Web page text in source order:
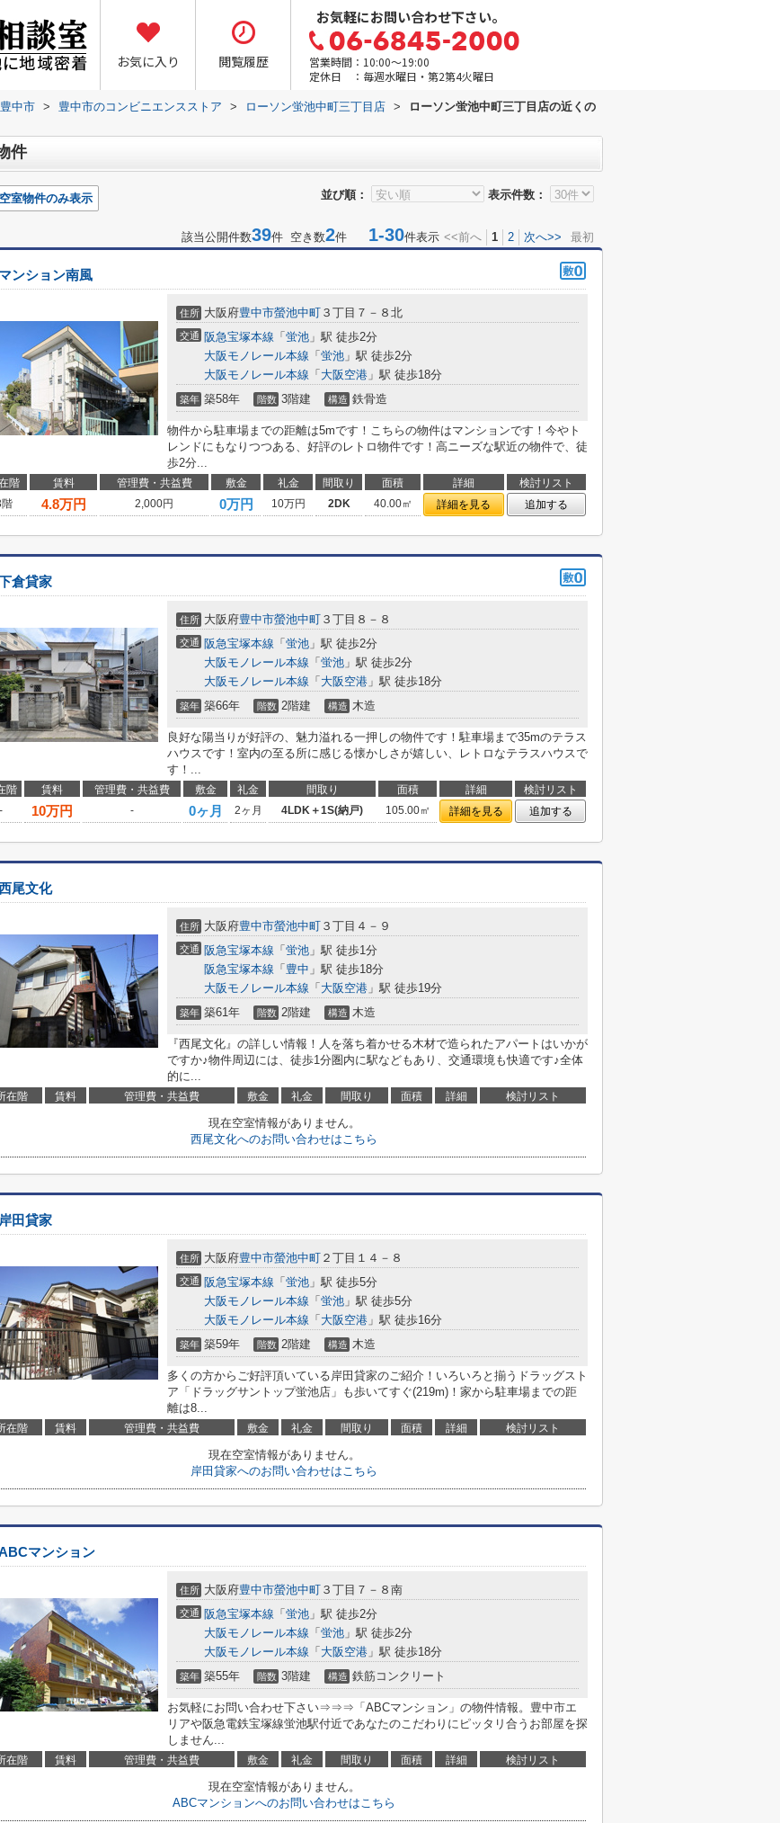
お気に入り 閲覧履歴
お気軽にお問い合わせ下さい。
営業時間：10:00～19:00
定休日 ：毎週水曜日・第2第4火曜日
豊中市 > 豊中市のコンビニエンスストア > ローソン蛍池中町三丁目店 >
ローソン蛍池中町三丁目店の近くの
件
並び順： 表示件数：
空室物件のみ表示
該当公開件数39件 空き数2件 1-30件表示 <<前へ 1 2 次へ>> 最初
マンション南風
住所 大阪府豊中市螢池中町 ３丁目７－８北
交通 阪急宝塚本線 「 蛍池 」駅 徒歩2分
大阪モノレール本線 「 蛍池 」駅 徒歩2分
大阪モノレール本線 「 大阪空港 」駅 徒歩18分
築年 築58年 階数 3階建 構造 鉄骨造
物件から駐車場までの距離は5mです！こちらの物件はマンションです！今やト
レンドにもなりつつある、好評のレトロ物件です！高ニーズな駅近の物件で、徒
歩2分...
階 賃料 管理費・共益費 敷金 礼金 間取り 面積 詳細
検討リスト
4.8万円 2,000円 0万円 10万円 2DK 40.00㎡ 詳細を見る 追加する
倉貸家
住所 大阪府豊中市螢池中町 ３丁目８－８
交通 阪急宝塚本線 「 蛍池 」駅 徒歩2分
大阪モノレール本線 「 蛍池 」駅 徒歩2分
大阪モノレール本線 「 大阪空港 」駅 徒歩18分
築年 築66年 階数 2階建 構造 木造
良好な陽当りが好評の、魅力溢れる一押しの物件です！駐車場まで35mのテラス
ハウスです！室内の至る所に感じる懐かしさが嬉しい、レトロなテラスハウスで
す！...
階 賃料 管理費・共益費 敷金 礼金 間取り 面積 詳細
検討リスト
-
10万円 - 0ヶ月 2ヶ月 4LDK＋1S(納戸) 105.00㎡ 詳細を見る 追加する
尾文化
住所 大阪府豊中市螢池中町 ３丁目４－９
交通 阪急宝塚本線 「 蛍池 」駅 徒歩1分
阪急宝塚本線 「 豊中 」駅 徒歩18分
大阪モノレール本線 「 大阪空港 」駅 徒歩19分
築年 築61年 階数 2階建 構造 木造
『西尾文化』の詳しい情報！人を落ち着かせる木材で造られたアパートはいかが
ですか♪物件周辺には、徒歩1分圏内に駅などもあり、交通環境も快適です♪全体
的に...
在階 賃料 管理費・共益費 敷金 礼金 間取り 面積 詳細 検討リスト
現在空室情報がありません。
西尾文化へのお問い合わせはこちら
岸田貸家
住所 大阪府豊中市螢池中町 ２丁目１４－８
交通 阪急宝塚本線 「 蛍池 」駅 徒歩5分
大阪モノレール本線 「 蛍池 」駅 徒歩5分
大阪モノレール本線 「 大阪空港 」駅 徒歩16分
築年 築59年 階数 2階建 構造 木造
多くの方からご好評頂いている岸田貸家のご紹介！いろいろと揃うドラッグスト
ア「ドラッグサントップ蛍池店」も歩いてすぐ(219m)！家から駐車場までの距
離は8...
在階 賃料 管理費・共益費 敷金 礼金 間取り 面積 詳細 検討リスト
現在空室情報がありません。
岸田貸家へのお問い合わせはこちら
マンション
住所 大阪府豊中市螢池中町 ３丁目７－８南
交通 阪急宝塚本線 「 蛍池 」駅 徒歩2分
大阪モノレール本線 「 蛍池 」駅 徒歩2分
大阪モノレール本線 「 大阪空港 」駅 徒歩18分
築年 築55年 階数 3階建 構造 鉄筋コンクリート
お気軽にお問い合わせ下さい⇒⇒⇒「ABCマンション」の物件情報。豊中市エ
リアや阪急電鉄宝塚線蛍池駅付近であなたのこだわりにピッタリ合うお部屋を探
しません...
在階 賃料 管理費・共益費 敷金 礼金 間取り 面積 詳細 検討リスト
現在空室情報がありません。
ABCマンションへのお問い合わせはこちら